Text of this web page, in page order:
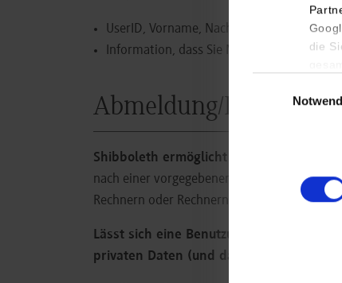
die
UserID, Vorname, Nachname, E-Mail-
Information, dass Sie Mitglied der DHBW
Abmeldung/Logout
Shibboleth ermöglicht zur Zeit leider
nach einer vorgegebenen Zeit (zwei
Rechnern oder Rechnern in Internet-Cafes
Lässt sich eine Benutzung an einem
privaten Daten (und damit auch den